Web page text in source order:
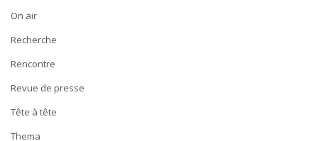
On air
Recherche
Rencontre
Revue de presse
Tête à tête
Thema